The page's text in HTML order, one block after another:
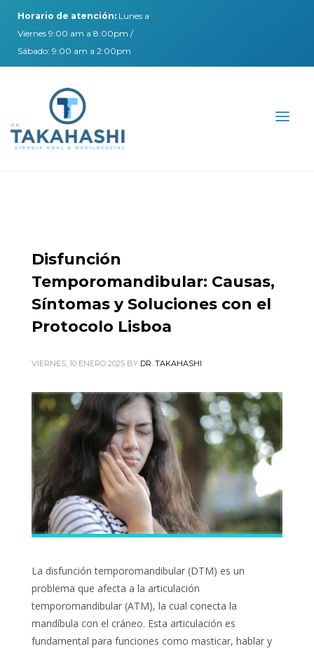
Horario de atención: Lunes a
Viernes 9:00 am a 8:00pm /
Sábado: 9:00 am a 2:00pm
Disfunción
Temporomandibular: Causas,
Síntomas y Soluciones con el
Protocolo Lisboa
VIERNES, 10 ENERO 2025 BY DR. TAKAHASHI
La disfunción temporomandibular (DTM) es un
problema que afecta a la articulación
temporomandibular (ATM), la cual conecta la
mandíbula con el cráneo. Esta articulación es
fundamental para funciones como masticar, hablar y